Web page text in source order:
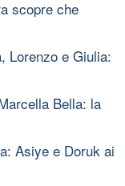
scopre che
Lorenzo e Giulia:
Bella: la
Asiye e Doruk ai